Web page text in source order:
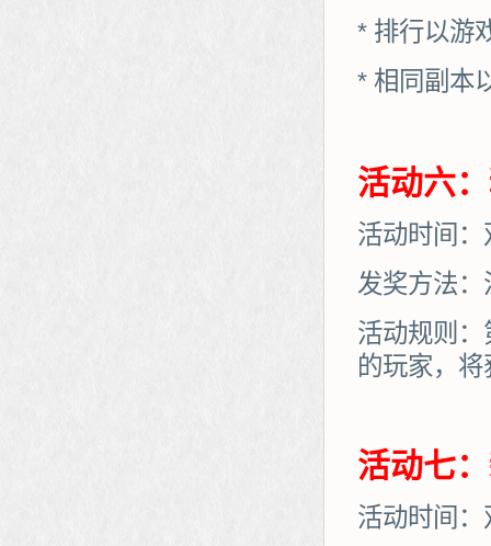
* 排行以游
* 相同副本
活动六
活动时间
发奖方法
活动规则
的玩家，
活动七
活动时间